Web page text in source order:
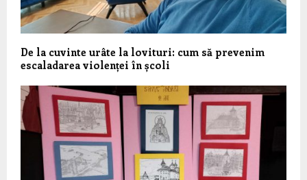
De la cuvinte urâte la lovituri: cum să prevenim
escaladarea violenței în școli